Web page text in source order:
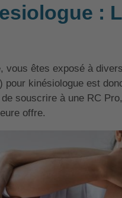
:
vous êtes exposé à
pour kinésiologue est
souscrire à une RC
offre.